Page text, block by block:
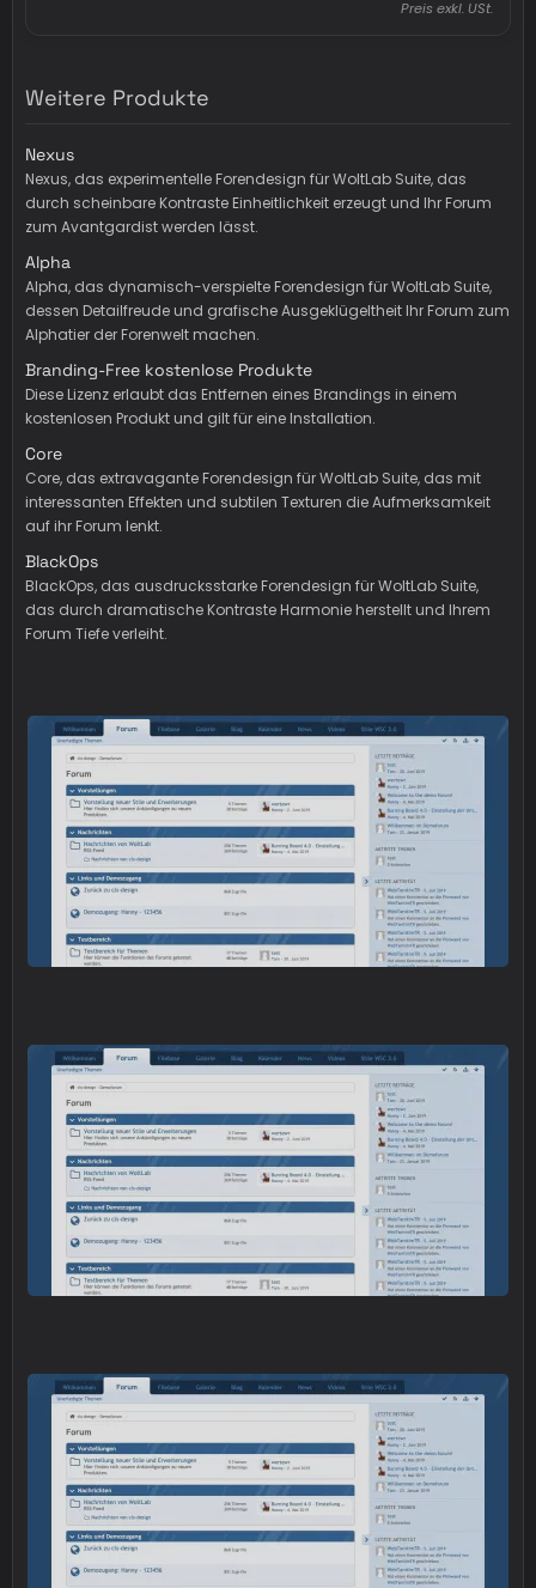
Preis exkl. USt.
Weitere Produkte
Nexus
Nexus, das experimentelle Forendesign für WoltLab Suite, das
durch scheinbare Kontraste Einheitlichkeit erzeugt und Ihr Forum
zum Avantgardist werden lässt.
Alpha
Alpha, das dynamisch-verspielte Forendesign für WoltLab Suite,
dessen Detailfreude und grafische Ausgeklügeltheit Ihr Forum zum
Alphatier der Forenwelt machen.
Branding-Free kostenlose Produkte
Diese Lizenz erlaubt das Entfernen eines Brandings in einem
kostenlosen Produkt und gilt für eine Installation.
Core
Core, das extravagante Forendesign für WoltLab Suite, das mit
interessanten Effekten und subtilen Texturen die Aufmerksamkeit
auf ihr Forum lenkt.
BlackOps
BlackOps, das ausdrucksstarke Forendesign für WoltLab Suite,
das durch dramatische Kontraste Harmonie herstellt und Ihrem
Forum Tiefe verleiht.